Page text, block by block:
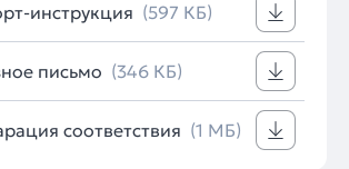
инструкция (597 КБ)
письмо (346 КБ)
соответствия (1 МБ)